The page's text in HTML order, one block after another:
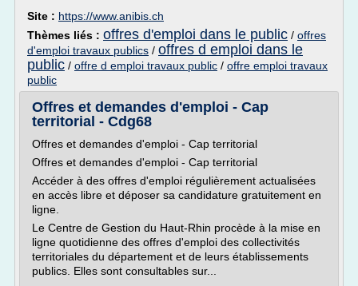
Site : https://www.anibis.ch
Thèmes liés : offres d'emploi dans le public / offres
d'emploi travaux publics / offres d emploi dans le
public / offre d emploi travaux public / offre emploi travaux
public
Offres et demandes d'emploi - Cap
territorial - Cdg68
Offres et demandes d'emploi - Cap territorial
Offres et demandes d'emploi - Cap territorial
Accéder à des offres d'emploi régulièrement actualisées
en accès libre et déposer sa candidature gratuitement en
ligne.
Le Centre de Gestion du Haut-Rhin procède à la mise en
ligne quotidienne des offres d'emploi des collectivités
territoriales du département et de leurs établissements
publics. Elles sont consultables sur...